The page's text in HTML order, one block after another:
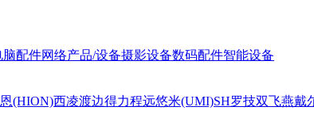
脑配件网络产品/设备摄影设备数码配件智能设备
(HION)西凌渡边得力程远悠米(UMI)SH罗技双飞燕戴